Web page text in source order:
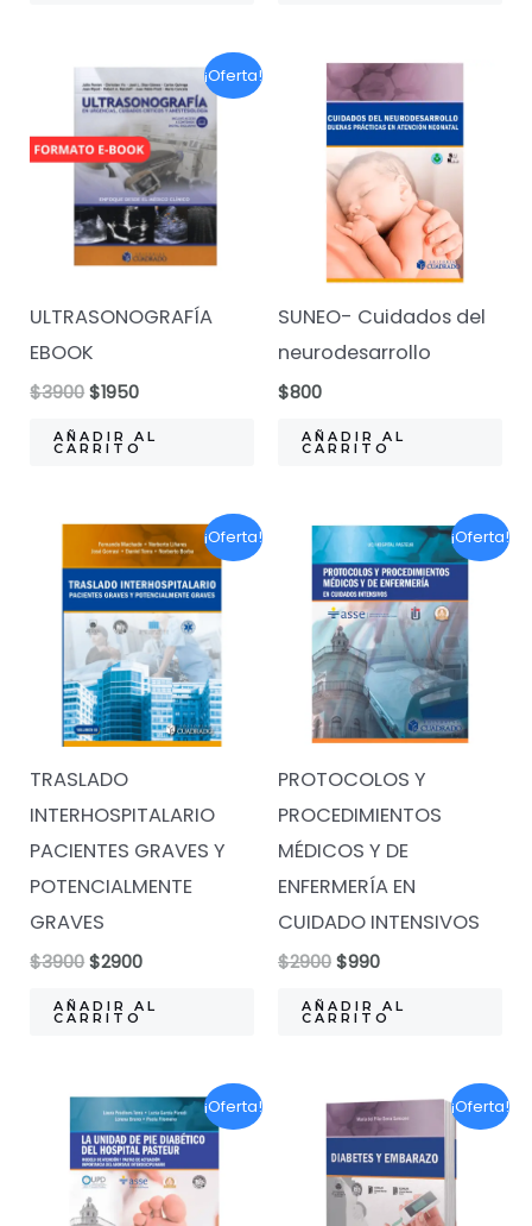
¡Oferta!
ULTRASONOGRAFÍA
EBOOK
$3900El
original
era:
$1950El
actual
AÑADIR AL
CARRITO
SUNEO- Cuidados del
neurodesarrollo
$800
AÑADIR AL
CARRITO
¡Oferta!
TRASLADO
INTERHOSPITALARIO
PACIENTES GRAVES Y
POTENCIALMENTE
GRAVES
$3900El
original
era:
$2900El
actual
AÑADIR AL
CARRITO
¡Oferta!
PROTOCOLOS Y
PROCEDIMIENTOS
MÉDICOS Y DE
ENFERMERÍA EN
CUIDADO INTENSIVOS
$2900El
original
era:
$990El
actual
es:
AÑADIR AL
CARRITO
¡Oferta! ¡Oferta!